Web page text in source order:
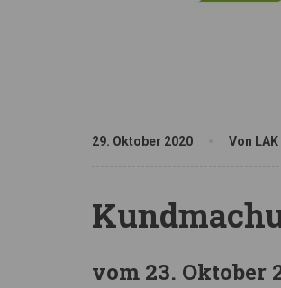
29. Oktober 2020 Von LAK
vom 23.